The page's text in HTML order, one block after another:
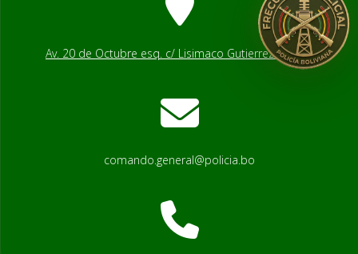
Av. 20 de Octubre esq. c/ Lisimaco Gutierrez # 2541
comando.general@policia.bo